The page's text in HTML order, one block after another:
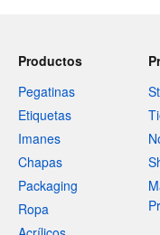
Productos
Pegatinas
Etiquetas
Imanes
Chapas
Packaging
Ropa